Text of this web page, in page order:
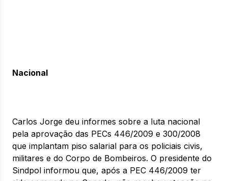
Nacional
Carlos Jorge deu informes sobre a luta nacional
pela aprovação das PECs 446/2009 e 300/2008
que implantam piso salarial para os policiais civis,
militares e do Corpo de Bombeiros. O presidente do
Sindpol informou que, após a PEC 446/2009 ter